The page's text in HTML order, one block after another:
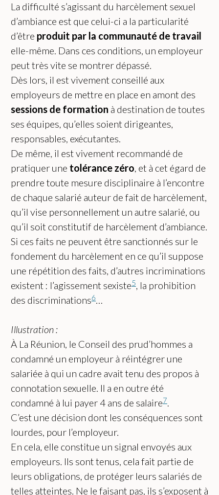
La difficulté s’agissant du harcèlement sexuel
d’ambiance est que celui-ci a la particularité
d’être produit par la communauté de travail
elle-même. Dans ces conditions, un employeur
peut très vite se montrer dépassé.
Dès lors, il est vivement conseillé aux
employeurs de mettre en place en amont des
sessions de formation à destination de toutes
ses équipes, qu’elles soient dirigeantes,
responsables, exécutantes.
De même, il est vivement recommandé de
pratiquer une tolérance zéro, et à cet égard de
prendre toute mesure disciplinaire à l’encontre
de chaque salarié auteur de fait de harcèlement,
qu’il vise personnellement un autre salarié, ou
qu’il soit constitutif de harcèlement d’ambiance.
Si ces faits ne peuvent être sanctionnés sur le
fondement du harcèlement en ce qu’il suppose
une répétition des faits, d’autres incriminations
existent : l’agissement sexiste5, la prohibition
des discriminations6…
Illustration :
À La Réunion, le Conseil des prud’hommes a
condamné un employeur à réintégrer une
salariée à qui un cadre avait tenu des propos à
connotation sexuelle. Il a en outre été
condamné à lui payer 4 ans de salaire7.
C’est une décision dont les conséquences sont
lourdes, pour l’employeur.
En cela, elle constitue un signal envoyés aux
employeurs. Ils sont tenus, cela fait partie de
leurs obligations, de protéger leurs salariés de
telles atteintes. Ne le faisant pas, ils s’exposent à